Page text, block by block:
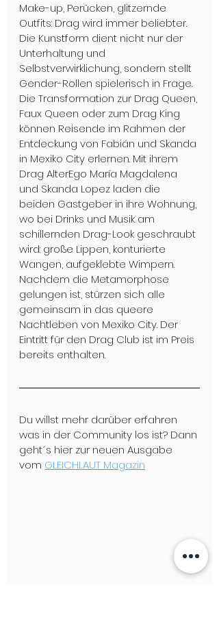
Make-up, Perücken, glitzernde
Outfits: Drag wird immer beliebter.
Die Kunstform dient nicht nur der
Unterhaltung und
Selbstverwirklichung, sondern stellt
Gender-Rollen spielerisch in Frage.
Die Transformation zur Drag Queen,
Faux Queen oder zum Drag King
können Reisende im Rahmen der
Entdeckung von Fabián und Skanda
in Mexiko City erlernen. Mit ihrem
Drag AlterEgo María Magdalena
und Skanda Lopez laden die
beiden Gastgeber in ihre Wohnung,
wo bei Drinks und Musik am
schillernden Drag-Look geschraubt
wird: große Lippen, konturierte
Wangen, aufgeklebte Wimpern.
Nachdem die Metamorphose
gelungen ist, stürzen sich alle
gemeinsam in das queere
Nachtleben von Mexiko City. Der
Eintritt für den Drag Club ist im Preis
bereits enthalten.
Du willst mehr darüber erfahren
was in der Community los ist? Dann
geht´s hier zur neuen Ausgabe
vom GLEICHLAUT Magazin